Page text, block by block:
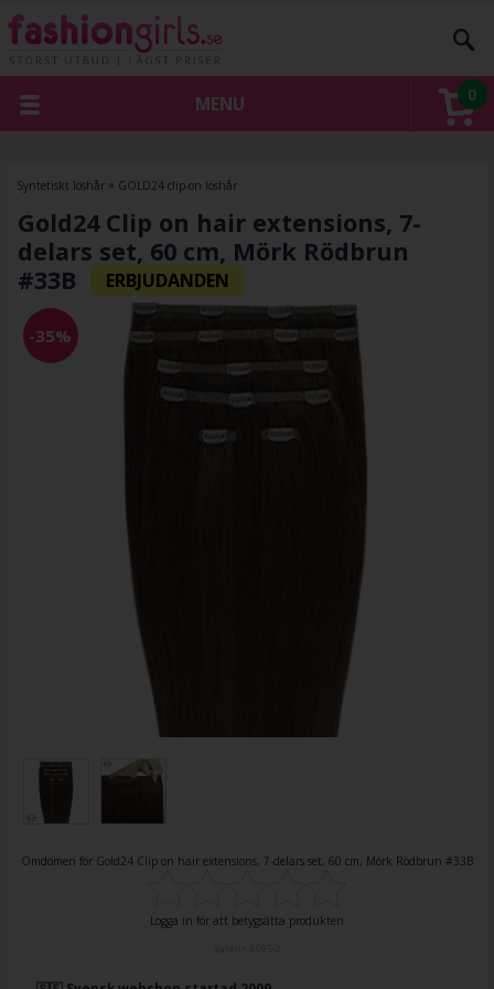
0
MENU
Syntetiskt löshår» GOLD24 clip-on löshår
Gold24 Clip on hair extensions, 7-
delars set, 60 cm, Mörk Rödbrun
#33B
-35%
Omdömen för Gold24 Clip on hair extensions, 7-delars set, 60 cm, Mörk Rödbrun #33B
Logga in för att betygsätta produkten